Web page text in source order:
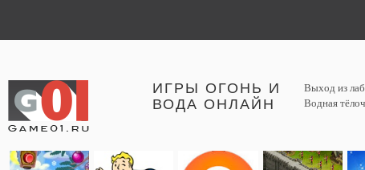
ИГРЫ ОГОНЬ И
ВОДА ОНЛАЙН
Выход из
Водная